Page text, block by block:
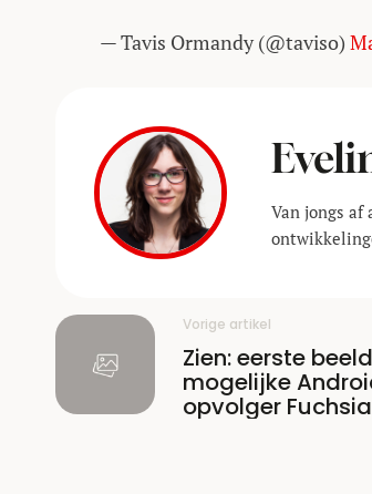
— Tavis Ormandy (@taviso)
Van jongs
Vorige artikel
Zien: eerste
mogelijke
opvolger Fuchsia